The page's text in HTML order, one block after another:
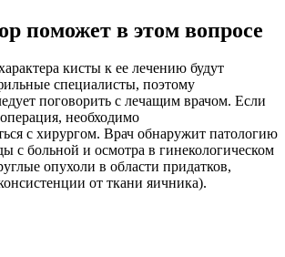
поможет в этом вопросе
кисты к ее лечению будут
специалисты, поэтому
поговорить с лечащим врачом. Если
необходимо
с хирургом. Врач обнаружит патологию
с больной и осмотра в гинекологическом
опухоли в области придатков,
от ткани яичника).